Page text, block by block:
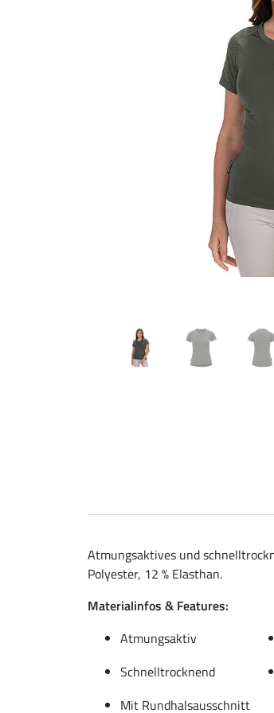
Atmungsaktives und
Polyester, 12 % Elasthan.
Materialinfos & Features:
Atmungsaktiv
Schnelltrocknend
Mit Rundhalsausschnitt